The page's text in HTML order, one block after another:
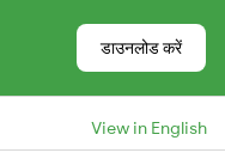
डाउनलोड करें
View in English